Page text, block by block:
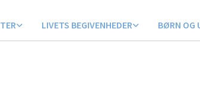
LIVETS BEGIVENHEDER BØRN OG